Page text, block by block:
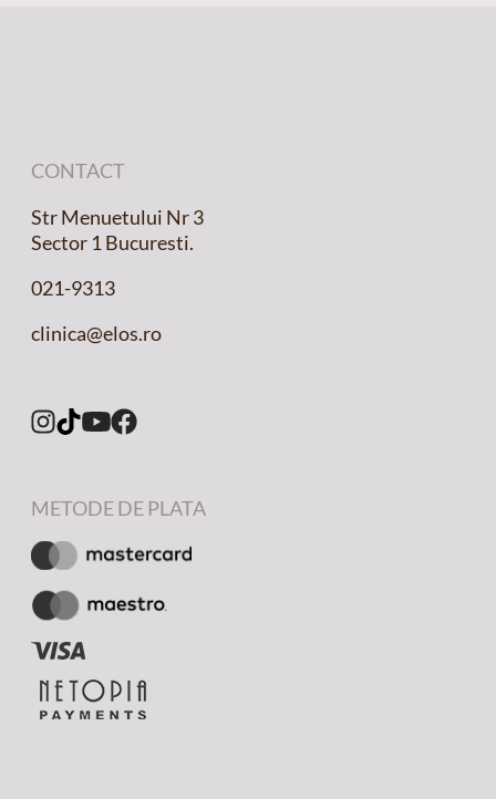
CONTACT
Str Menuetului Nr 3
Sector 1 Bucuresti.
021-9313
clinica@elos.ro
METODE DE PLATA